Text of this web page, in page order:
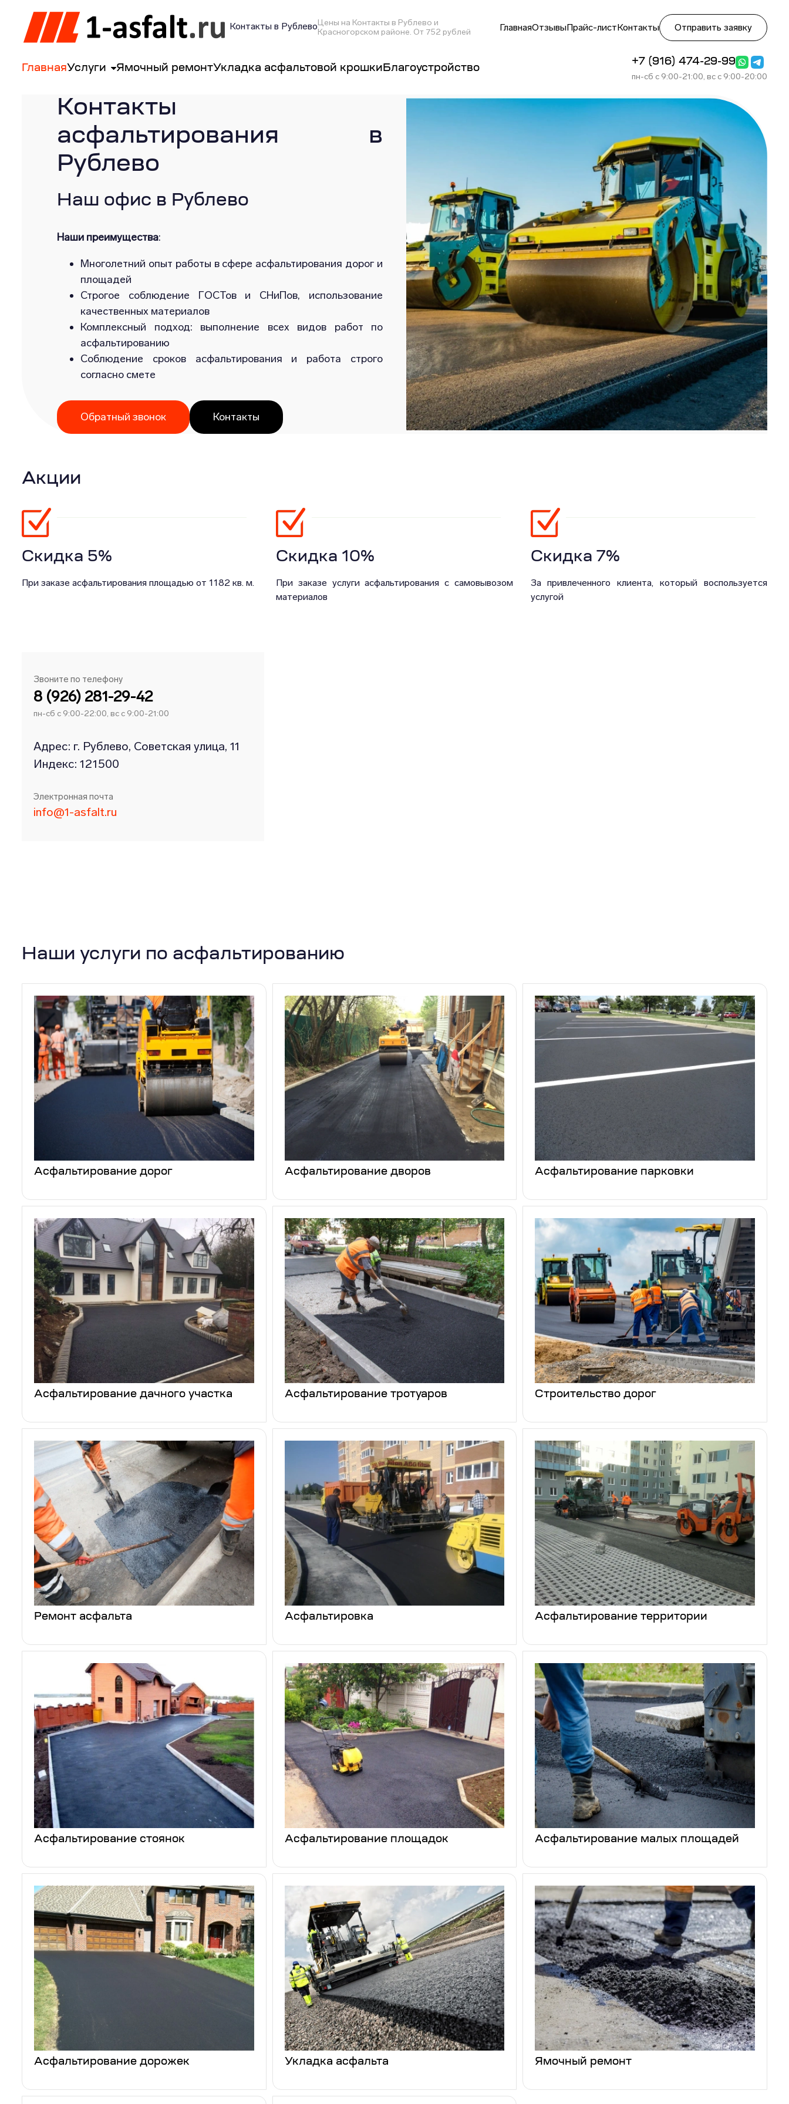
Контакты в РублевоЦены на Контакты в Рублево и
Красногорском районе. От 752 рублей
ГлавнаяОтзывыПрайс-листКонтакты Отправить заявку
ГлавнаяУслуги Ямочный ремонтУкладка асфальтовой крошки Благоустройство
+7 (916) 474-29-99
пн-сб с 9:00-21:00, вс с 9:00-20:00
Контакты
асфальтирования в
Рублево
Наш офис в Рублево
Наши преимущества:
Многолетний опыт работы в сфере асфальтирования дорог и
площадей
Строгое соблюдение ГОСТов и СНиПов, использование
качественных материалов
Комплексный подход: выполнение всех видов работ по
асфальтированию
Соблюдение сроков асфальтирования и работа строго
согласно смете
Обратный звонок Контакты
Акции
Скидка 5%
При заказе асфальтирования площадью от 1182 кв. м.
Скидка 10%
При заказе услуги асфальтирования с самовывозом
материалов
Скидка 7%
За привлеченного клиента, который воспользуется
услугой
Звоните по телефону
8 (926) 281-29-42
пн-сб с 9:00-22:00, вс с 9:00-21:00
Адрес: г. Рублево, Советская улица, 11
Индекс: 121500
Электронная почта
info@1-asfalt.ru
Наши услуги по асфальтированию
Асфальтирование дорог Асфальтирование дворов Асфальтирование парковки
Асфальтирование дачного участка Асфальтирование тротуаров Строительство дорог
Ремонт асфальта Асфальтировка Асфальтирование территории
Асфальтирование стоянок Асфальтирование площадок Асфальтирование малых площадей
Асфальтирование дорожек Укладка асфальта Ямочный ремонт